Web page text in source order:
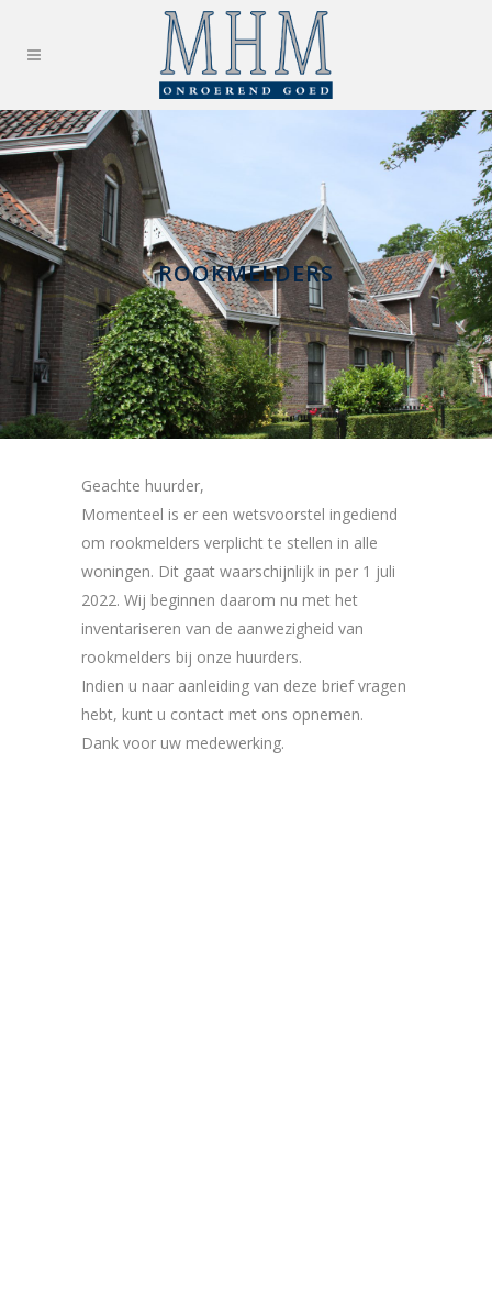
ROOKMELDERS
Geachte huurder,
Momenteel is er een wetsvoorstel ingediend
om rookmelders verplicht te stellen in alle
woningen. Dit gaat waarschijnlijk in per 1 juli
2022. Wij beginnen daarom nu met het
inventariseren van de aanwezigheid van
rookmelders bij onze huurders.
Indien u naar aanleiding van deze brief vragen
hebt, kunt u contact met ons opnemen.
Dank voor uw medewerking.